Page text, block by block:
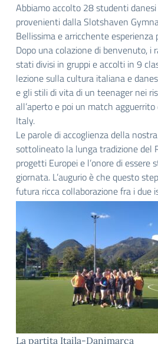
Abbiamo accolto 28 studenti
provenienti dalla Slotshaven
Bellissima e arricchente
Dopo una colazione di benvenuto, i
stati divisi in gruppi e accolti in 9
lezione sulla cultura italiana e
e gli stili di vita di un teenager nei
all’aperto e poi un match
Italy.
Le parole di accoglienza della
sottolineato la lunga tradizione del
progetti Europei e l’onore di essere
giornata. L’augurio è che questo
futura ricca collaborazione fra i due
La partita Itaila-Danimarca